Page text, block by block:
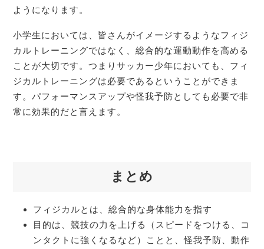
ようになります。
小学生においては、皆さんがイメージするようなフィジ
カルトレーニングではなく、総合的な運動動作を高める
ことが大切です。つまりサッカー少年においても、フィ
ジカルトレーニングは必要であるということができま
す。パフォーマンスアップや怪我予防としても必要で非
常に効果的だと言えます。
まとめ
フィジカルとは、総合的な身体能力を指す
目的は、競技の力を上げる（スピードをつける、コ
ンタクトに強くなるなど）ことと、怪我予防、動作